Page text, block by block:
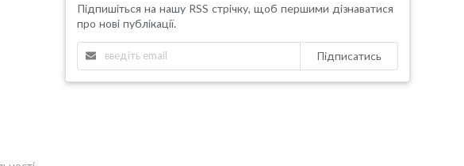
Підпишіться на нашу RSS стрічку, щоб першими дізнаватися
про нові публікації.
Підписатись